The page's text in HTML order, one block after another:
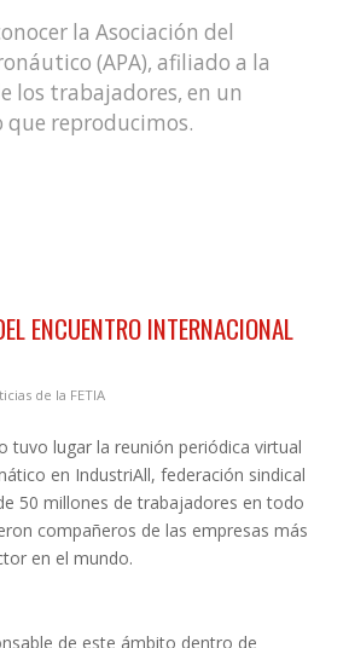
la Asociación del
(APA), afiliado a la
los trabajadores, en un
que reproducimos.
ENCUENTRO INTERNACIONAL
de la FETIA
tuvo lugar la reunión periódica virtual
en IndustriAll, federación sindical
50 millones de trabajadores en todo
compañeros de las empresas más
en el mundo.
de este ámbito dentro de